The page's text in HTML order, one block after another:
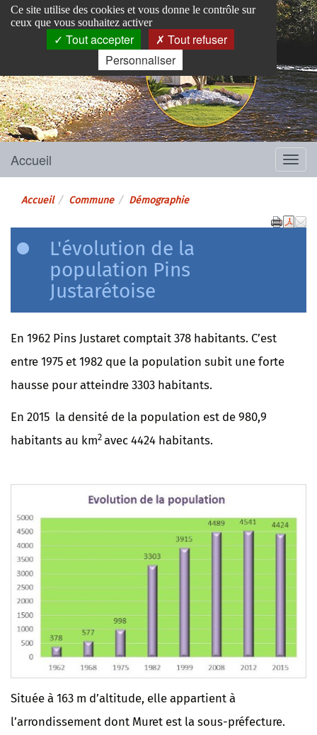
Pins-Justaret
Site officiel de la mairie
Menu
Accueil
Accueil Commune Démographie
L'évolution de la
population Pins
Justarétoise
En 1962 Pins Justaret comptait 378 habitants. C’est
entre 1975 et 1982 que la population subit une forte
hausse pour atteindre 3303 habitants.
En 2015 la densité de la population est de 980,9
habitants au km2 avec 4424 habitants.
Située à 163 m d’altitude, elle appartient à
l’arrondissement dont Muret est la sous-préfecture.
Panneau de gestion des cookies
Ce site utilise des cookies et vous donne le contrôle sur
ceux que vous souhaitez activer
Tout accepter
Tout refuser
Personnaliser